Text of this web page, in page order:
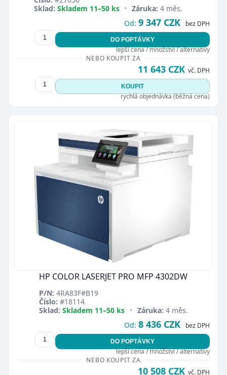
Sklad: Skladem 11–50 ks • Záruka: 4 měs.
Od: 9 347 CZK bez DPH
DO POPTÁVKY
lepší cena / množství / alternativy
NEBO KOUPIT ZA
11 643 CZK vč. DPH
KOUPIT
rychlá objednávka (běžná cena)
HP COLOR LASERJET PRO MFP 4302DW
P/N: 4RA83F#B19
Číslo: #18114
Sklad: Skladem 11–50 ks • Záruka: 4 měs.
Od: 8 436 CZK bez DPH
DO POPTÁVKY
lepší cena / množství / alternativy
NEBO KOUPIT ZA
10 508 CZK vč. DPH